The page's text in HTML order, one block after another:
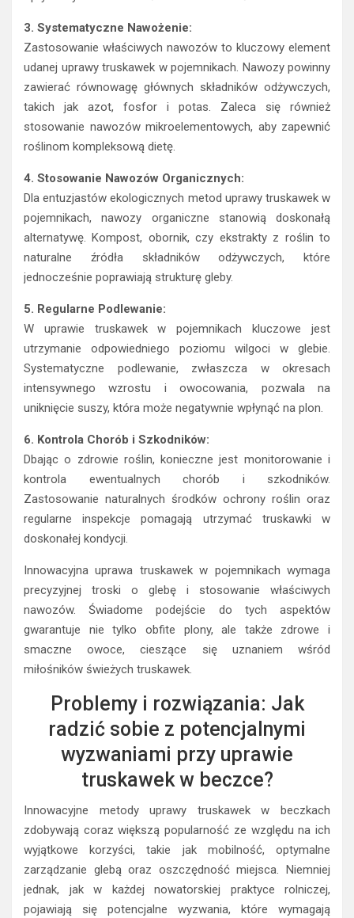
3. Systematyczne Nawożenie:
Zastosowanie właściwych nawozów to kluczowy element
udanej uprawy truskawek w pojemnikach. Nawozy powinny
zawierać równowagę głównych składników odżywczych,
takich jak azot, fosfor i potas. Zaleca się również
stosowanie nawozów mikroelementowych, aby zapewnić
roślinom kompleksową dietę.
4. Stosowanie Nawozów Organicznych:
Dla entuzjastów ekologicznych metod uprawy truskawek w
pojemnikach, nawozy organiczne stanowią doskonałą
alternatywę. Kompost, obornik, czy ekstrakty z roślin to
naturalne źródła składników odżywczych, które
jednocześnie poprawiają strukturę gleby.
5. Regularne Podlewanie:
W uprawie truskawek w pojemnikach kluczowe jest
utrzymanie odpowiedniego poziomu wilgoci w glebie.
Systematyczne podlewanie, zwłaszcza w okresach
intensywnego wzrostu i owocowania, pozwala na
uniknięcie suszy, która może negatywnie wpłynąć na plon.
6. Kontrola Chorób i Szkodników:
Dbając o zdrowie roślin, konieczne jest monitorowanie i
kontrola ewentualnych chorób i szkodników.
Zastosowanie naturalnych środków ochrony roślin oraz
regularne inspekcje pomagają utrzymać truskawki w
doskonałej kondycji.
Innowacyjna uprawa truskawek w pojemnikach wymaga
precyzyjnej troski o glebę i stosowanie właściwych
nawozów. Świadome podejście do tych aspektów
gwarantuje nie tylko obfite plony, ale także zdrowe i
smaczne owoce, cieszące się uznaniem wśród
miłośników świeżych truskawek.
Problemy i rozwiązania: Jak
radzić sobie z potencjalnymi
wyzwaniami przy uprawie
truskawek w beczce?
Innowacyjne metody uprawy truskawek w beczkach
zdobywają coraz większą popularność ze względu na ich
wyjątkowe korzyści, takie jak mobilność, optymalne
zarządzanie glebą oraz oszczędność miejsca. Niemniej
jednak, jak w każdej nowatorskiej praktyce rolniczej,
pojawiają się potencjalne wyzwania, które wymagają